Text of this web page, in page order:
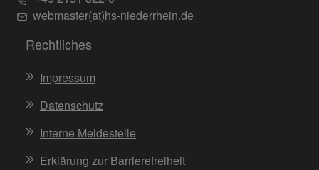
webmaster(at)hs-niederrhein.de
Rechtliches
Impressum
Datenschutz
Interne Meldestelle
Erklärung zur Barrierefreiheit